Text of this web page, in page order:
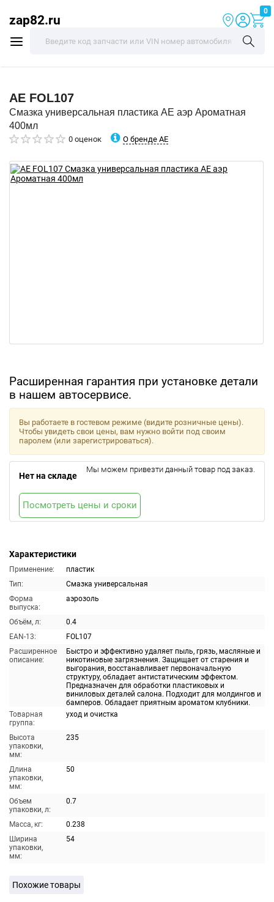
zap82.ru
0
AE FOL107
Смазка универсальная пластика AE аэр Ароматная
400мл
0 оценок О бренде AE
Расширенная гарантия при установке детали
в нашем автосервисе.
Характеристики
Применение:
пластик
Тип:
Смазка универсальная
Форма
выпуска:
аэрозоль
Объём, л:
0.4
EAN-13:
FOL107
Расширенное
описание:
Быстро и эффективно удаляет пыль, грязь, масляные и
никотиновые загрязнения. Защищает от старения и
выгорания, восстанавливает первоначальную
структуру, обладает антистатическим эффектом.
Предназначен для обработки пластиковых и
виниловых деталей салона. Подходит для молдингов и
бамперов. Обладает приятным ароматом клубники.
Товарная
группа:
уход и очистка
Высота
упаковки,
мм:
235
Длина
упаковки,
мм:
50
Объем
упаковки, л:
0.7
Масса, кг:
0.238
Ширина
упаковки,
мм:
54
Вы работаете в гостевом режиме (видите розничные цены).
Чтобы увидеть свои цены, вам нужно войти под своим
паролем (или зарегистрироваться).
Нет на складе
Мы можем привезти данный товар под заказ.
Посмотреть цены и сроки
Похожие товары